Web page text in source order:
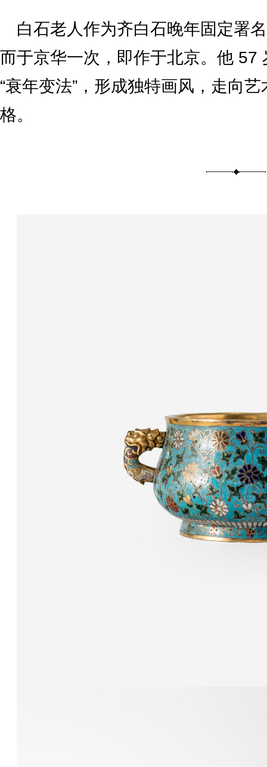
白石老人作为齐白石晚年固定署
而于京华一次，即作于北京。他 57
“衰年变法”，形成独特画风，走向
格。